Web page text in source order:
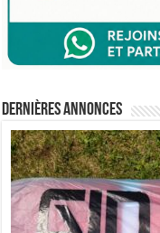
Dernières annonces